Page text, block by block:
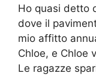
Ho quasi detto
dove il
mio affitto
Chloe, e Chloe
Le ragazze